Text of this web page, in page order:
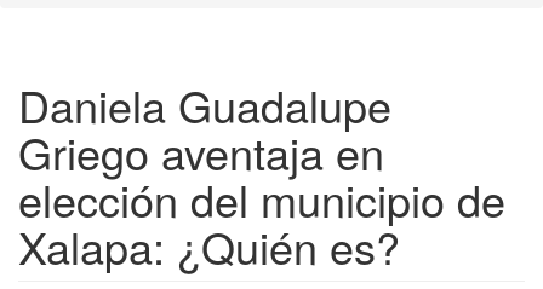
Daniela Guadalupe
Griego aventaja en
elección del municipio de
Xalapa: ¿Quién es?